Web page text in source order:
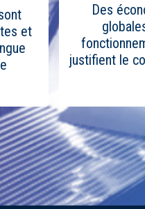
et
Des
justifient le